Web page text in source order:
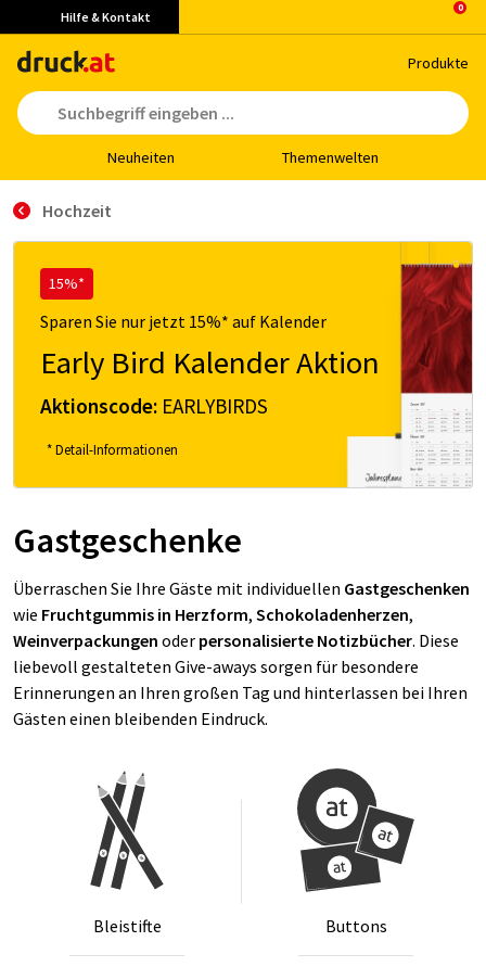
Hilfe & Kontakt
Pro­duk­te
Neu­hei­ten The­men­wel­ten
Hochzeit
15%*
Sparen Sie nur jetzt 15%* auf Kalender
Early Bird Kalender Aktion
Aktionscode: EARLYBIRDS
* Detail-Informationen
Gastgeschenke
Überraschen Sie Ihre Gäste mit individuellen Gastgeschenken
wie Fruchtgummis in Herzform, Schokoladenherzen,
Weinverpackungen oder personalisierte Notizbücher. Diese
liebevoll gestalteten Give-aways sorgen für besondere
Erinnerungen an Ihren großen Tag und hinterlassen bei Ihren
Gästen einen bleibenden Eindruck.
Blei­stif­te But­tons